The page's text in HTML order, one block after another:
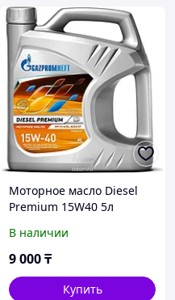
Моторное масло Diesel
Premium 15W40 5л
В наличии
9 000₸
Купить